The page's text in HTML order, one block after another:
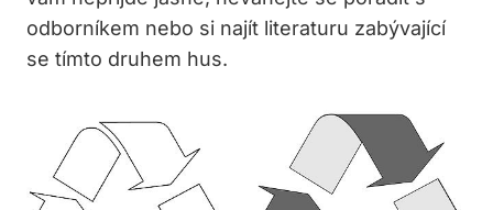
‍odborníkem nebo si najít literaturu zabývající
se tímto druhem hus.